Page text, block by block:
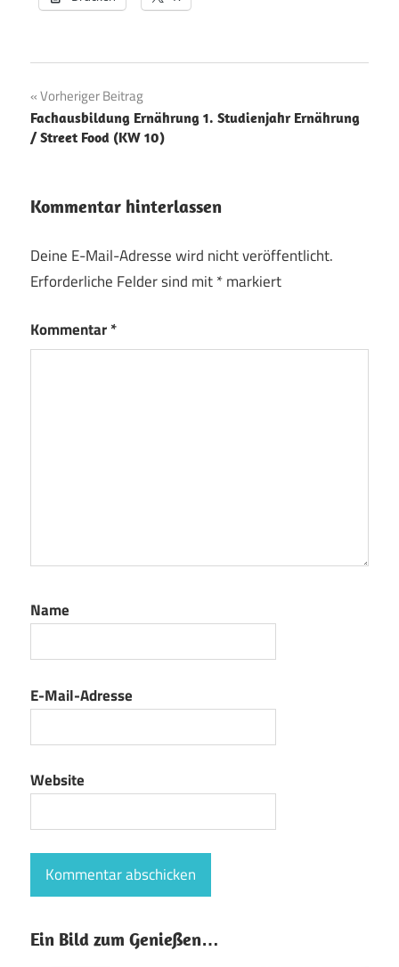
Beitragsnavigation
Vorheriger Beitrag
Fachausbildung Ernährung 1. Studienjahr Ernährung
/ Street Food (KW 10)
Kommentar hinterlassen
Deine E-Mail-Adresse wird nicht veröffentlicht.
Erforderliche Felder sind mit*markiert
Kommentar*
Name
E-Mail-Adresse
Website
Ein Bild zum Genießen…